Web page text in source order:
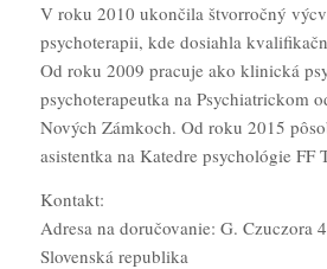
V roku 2010 ukončila štvorročný
psychoterapii, kde dosiahla
Od roku 2009 pracuje ako klinická
psychoterapeutka na Psychiatrickom
Nových Zámkoch. Od roku 2015
asistentka na Katedre psychológie FF
Kontakt:
Adresa na doručovanie: G. Czuczora
Slovenská republika